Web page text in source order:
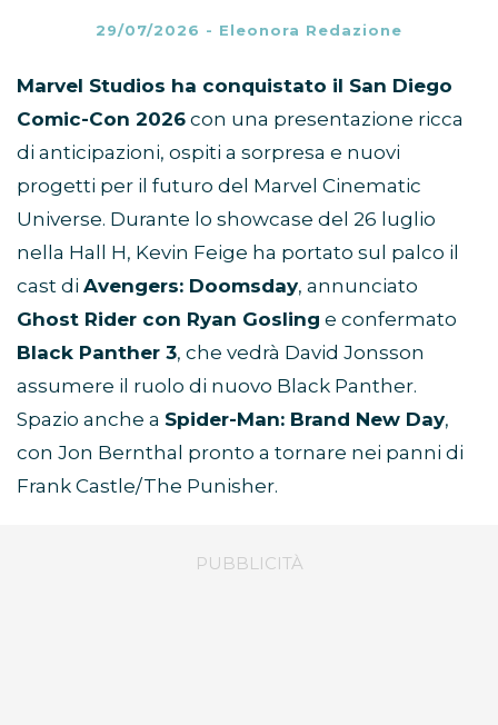
29/07/2026 - Eleonora Redazione
Marvel Studios ha conquistato il San Diego
Comic-Con 2026 con una presentazione ricca
di anticipazioni, ospiti a sorpresa e nuovi
progetti per il futuro del Marvel Cinematic
Universe. Durante lo showcase del 26 luglio
nella Hall H, Kevin Feige ha portato sul palco il
cast di Avengers: Doomsday, annunciato
Ghost Rider con Ryan Gosling e confermato
Black Panther 3, che vedrà David Jonsson
assumere il ruolo di nuovo Black Panther.
Spazio anche a Spider-Man: Brand New Day,
con Jon Bernthal pronto a tornare nei panni di
Frank Castle/The Punisher.